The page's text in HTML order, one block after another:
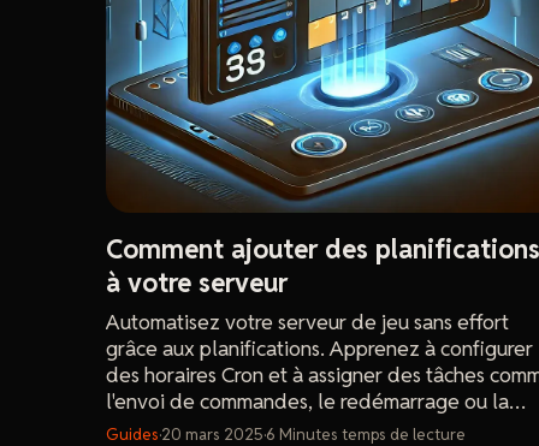
Comment ajouter des planifications
à votre serveur
Automatisez votre serveur de jeu sans effort
grâce aux planifications. Apprenez à configurer
des horaires Cron et à assigner des tâches
l'envoi de commandes, le redémarrage ou la
création de sauvegardes pour une gestion fluide
Guides·20 mars 2025·6 Minutes temps de lecture